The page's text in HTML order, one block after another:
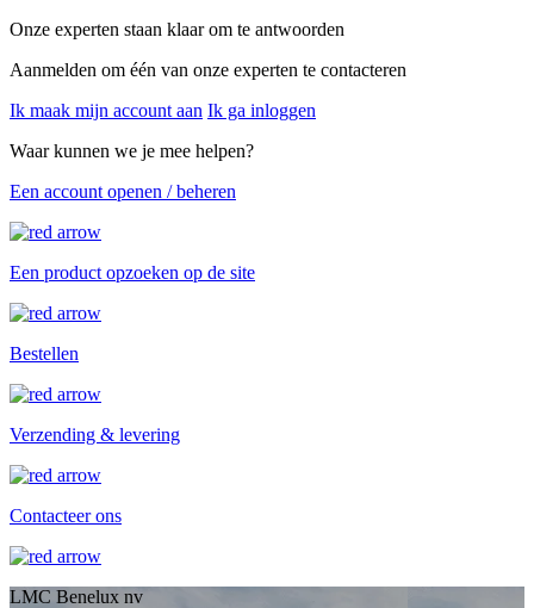
Onze experten staan klaar om te antwoorden
Aanmelden om één van onze experten te contacteren
Ik maak mijn account aan Ik ga inloggen
Waar kunnen we je mee helpen?
Een account openen / beheren
Een product opzoeken op de site
Bestellen
Verzending & levering
Contacteer ons
LMC Benelux nv